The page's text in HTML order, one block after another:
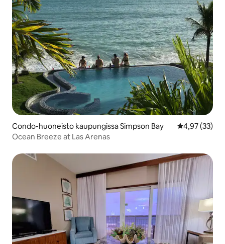
Condo-huoneisto kaupungissa Simpson Bay
4,97 (33)
Ocean Breeze at Las Arenas